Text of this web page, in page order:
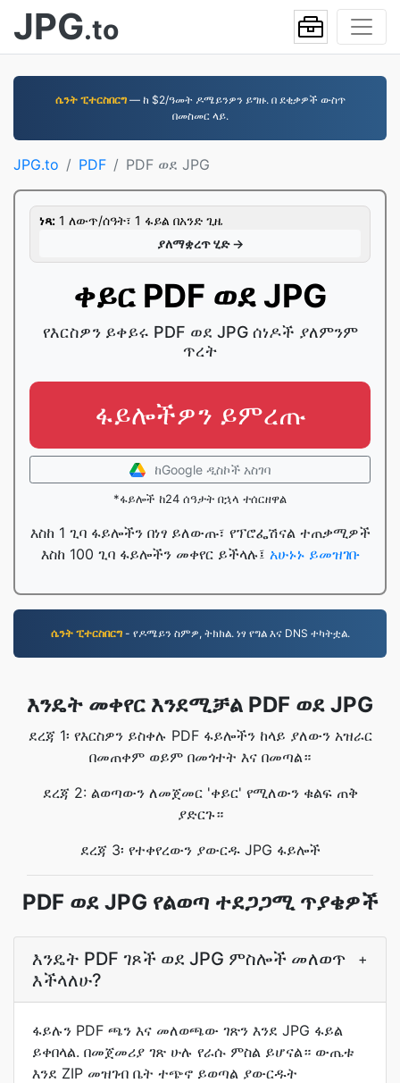
JPG.to
ሴንት ፒተርስበርግ— ከ $2/ዓመት ዶሜይንዎን ይግዙ. በ ደቂቃዎች ውስጥ
በመስመር ላይ.
JPG.to PDF PDF ወደ JPG
ነጻ: 1 ለውጥ/ሰዓት፣ 1 ፋይል በአንድ ጊዜ
ያለማቋረጥ ሂድ →
ቀይር PDF ወደ JPG
የእርስዎን ይቀይሩ PDF ወደ JPG ሰነዶች ያለምንም
ጥረት
ፋይሎችዎን ይምረጡ
ከGoogle ዲስኮች አስገባ
*ፋይሎች ከ24 ሰዓታት በኋላ ተሰርዘዋል
እስከ 1 ጊባ ፋይሎችን በነፃ ይለውጡ፣ የፕሮፌሽናል ተጠቃሚዎች
እስከ 100 ጊባ ፋይሎችን መቀየር ይችላሉ፤ አሁኑኑ ይመዝገቡ
ሴንት ፒተርስበርግ- የዶሜይን ስምዎ, ትክክል. ነፃ የግል እና DNS ተካትቷል.
እንዴት መቀየር እንደሚቻል PDF ወደ JPG
ደረጃ 1፡ የእርስዎን ይስቀሉ PDF ፋይሎችን ከላይ ያለውን አዝራር
በመጠቀም ወይም በመጎተት እና በመጣል።
ደረጃ 2: ልወጣውን ለመጀመር 'ቀይር' የሚለውን ቁልፍ ጠቅ
ያድርጉ።
ደረጃ 3፡ የተቀየረውን ያውርዱ JPG ፋይሎች
PDF ወደ JPG የልወጣ ተደጋጋሚ ጥያቄዎች
እንዴት PDF ገጾች ወደ JPG ምስሎች መለወጥ
እችላለሁ?
+
ፋይሉን PDF ጫን እና መለወጫው ገጽን እንደ JPG ፋይል
ይቀበላል. በመጀመሪያ ገጽ ሁሉ የራሱ ምስል ይሆናል። ውጤቱ
እንደ ZIP መዝገብ ቤት ተጭኖ ይወጣል ያውርዱት